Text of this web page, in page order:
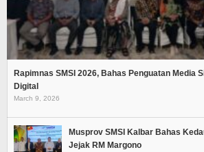
Rapimnas SMSI 2026, Bahas Penguatan Media
Digital
March 9, 2026
Musprov SMSI Kalbar Bahas
Jejak RM Margono